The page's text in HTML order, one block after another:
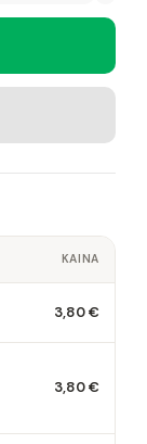
KAINA
3,80 €
3,80 €